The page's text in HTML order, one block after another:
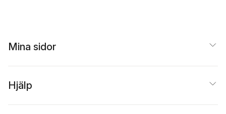
Mina sidor
Hjälp